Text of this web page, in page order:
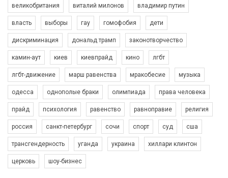
Зупинимо насильство проти ЛГБТ в Україні! Stop violence against LGBT in Ukraine!
6/30/2017
Емоційний та вражаючий промо-ролік на конкурс PACT, який
представляє програму "Гей-альянс Україна" з протидії
насильству проти ЛГБТ в Україні.
Ми просимо вашої підтримки, щоб реалізувати нашу
програму з боротьби з насильством проти ЛГБТ в Україні.
Якщо ти хочеш підтримати нас - просто натисни "лайк" під
1.9K Просмотров • 226 Нравится • 5 Комментариев
великобритания виталий милонов владимир путин
власть выборы гау гомофобия дети
дискриминация дональд трамп законотворчество
камин-аут киев киевпрайд кино лгбт
лгбт-движение марш равенства мракобесие музыка
одесса однополые браки олимпиада права человека
прайд психология равенство равноправие религия
россия санкт-петербург сочи спорт суд сша
трансгендерность уганда украина хиллари клинтон
церковь шоу-бизнес